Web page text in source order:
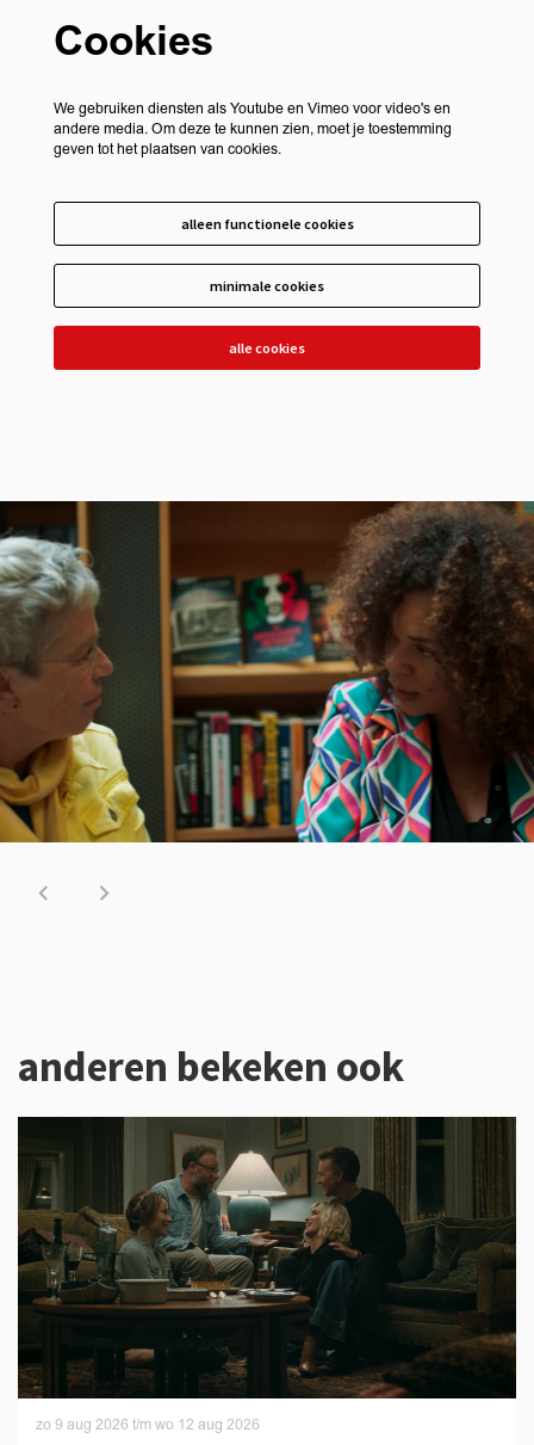
Cookies
We gebruiken diensten als Youtube en Vimeo voor video's en
andere media. Om deze te kunnen zien, moet je toestemming
geven tot het plaatsen van cookies.
alleen functionele cookies
minimale cookies
alle cookies
anderen bekeken ook
zo 9 aug 2026 t/m wo 12 aug 2026